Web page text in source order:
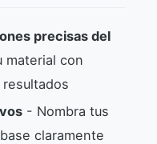
precisas del
material con
- Nombra tus
claramente